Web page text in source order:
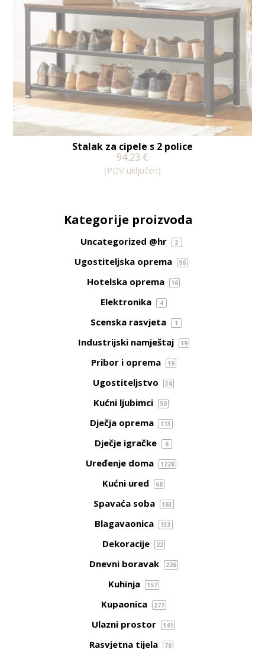
Stalak za cipele s 2 police
94,23 €
(PDV uključen)
Kategorije proizvoda
Uncategorized @hr 3
Ugostiteljska oprema 96
Hotelska oprema 16
Elektronika 4
Scenska rasvjeta 1
Industrijski namještaj 19
Pribor i oprema 19
Ugostiteljstvo 30
Kućni ljubimci 50
Dječja oprema 113
Dječje igračke 6
Uređenje doma 1228
Kućni ured 68
Spavaća soba 193
Blagavaonica 133
Dekoracije 22
Dnevni boravak 226
Kuhinja 157
Kupaonica 277
Ulazni prostor 141
Rasvjetna tijela 70